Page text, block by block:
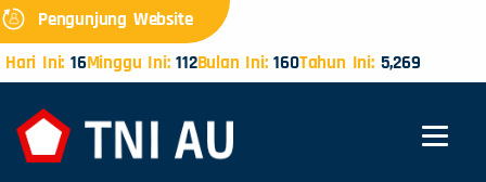
Pengunjung Website
Hari Ini: 16Minggu Ini:112Bulan Ini:160Tahun Ini:5,269